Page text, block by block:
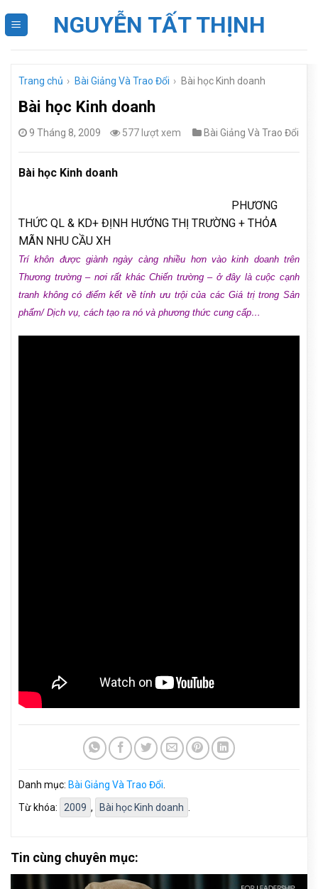
NGUYỄN TẤT THỊNH
Trang chủ › Bài Giảng Và Trao Đổi › Bài học Kinh doanh
Bài học Kinh doanh
9 Tháng 8, 2009 577 lượt xem Bài Giảng Và Trao Đổi
Bài học Kinh doanh
PHƯƠNG
THỨC QL & KD+ ĐỊNH HƯỚNG THỊ TRƯỜNG + THỎA
MÃN NHU CẦU XH
Trí khôn được giành ngày càng nhiều hơn vào kinh doanh trên
Thương trường – nơi rất khác Chiến trường – ở đây là cuộc cạnh
tranh không có điểm kết về tính ưu trội của các Giá trị trong Sản
phẩm/ Dịch vụ, cách tạo ra nó và phương thức cung cấp…
Danh mục: Bài Giảng Và Trao Đổi
Từ khóa:
2009 , Bài học Kinh doanh
Tin cùng chuyên mục: